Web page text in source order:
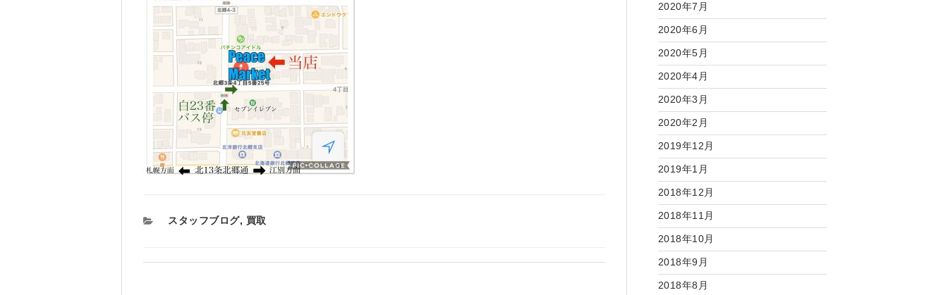
カ
スタッフブログ, 買取
2020年7月
2020年6月
2020年5月
2020年4月
2020年3月
2020年2月
2019年12月
2019年1月
2018年12月
2018年11月
2018年10月
2018年9月
2018年8月